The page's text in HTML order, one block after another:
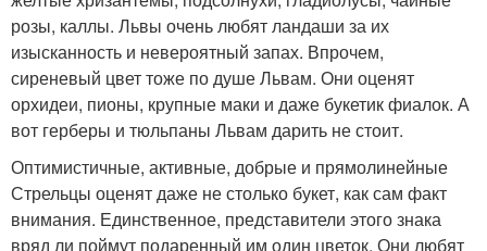
розы, каллы. Львы очень любят ландаши за их
изысканность и невероятный запах. Впрочем,
сиреневый цвет тоже по душе Львам. Они оценят
орхидеи, пионы, крупные маки и даже букетик фиалок. А
вот герберы и тюльпаны Львам дарить не стоит.
Оптимистичные, активные, добрые и прямолинейные
Стрельцы оценят даже не столько букет, как сам факт
внимания. Единственное, представители этого знака
вряд ли поймут подаренный им один цветок. Они любят